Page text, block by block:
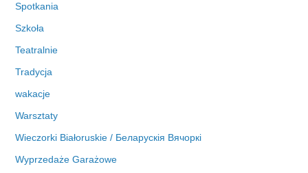
Spotkania
Szkoła
Teatralnie
Tradycja
wakacje
Warsztaty
Wieczorki Białoruskie / Беларускія Вячоркі
Wyprzedaże Garażowe